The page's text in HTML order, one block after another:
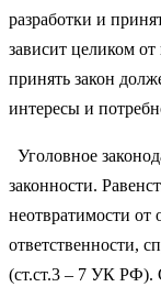
разработки и
зависит целиком
принять закон
интересы и
Уголовное
законности.
неотвратимости от
ответственности,
(ст.ст.3 – 7 УК РФ).